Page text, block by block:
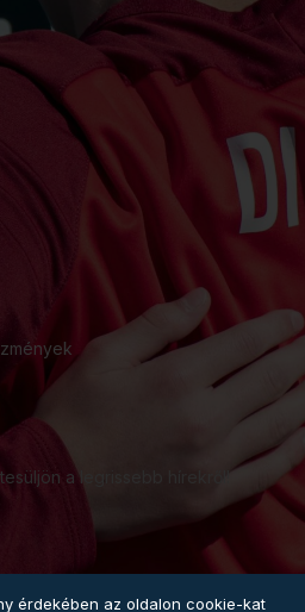
a legrissebb hírekről!
érdekében az oldalon cookie-kat